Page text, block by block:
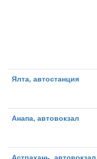
Ялта, автостанция
Анапа, автовокзал
Астрахань, автовокзал